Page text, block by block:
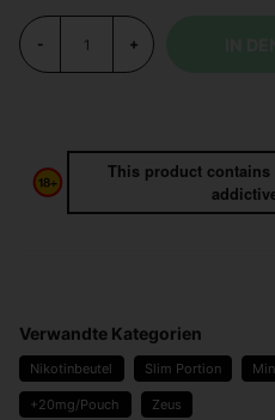
- +
This product
Verwandte Kategorien
Nikotinbeutel Slim Portion
+20mg/Pouch Zeus